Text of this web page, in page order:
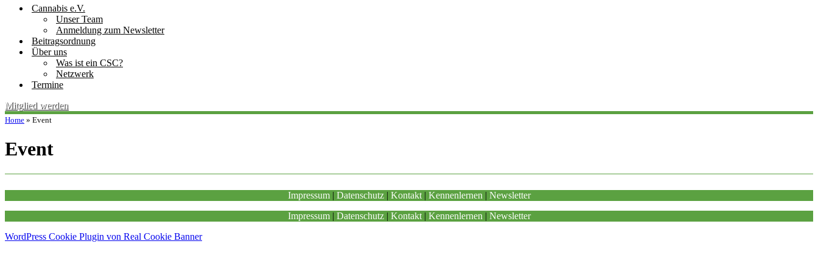
Cannabis e.V.
Unser Team
Anmeldung zum Newsletter
Beitragsordnung
Über uns
Was ist ein CSC?
Netzwerk
Termine
Mitglied werden
Home » Event
Event
Impressum| Datenschutz| Kontakt| Kennenlernen | Newsletter
Impressum| Datenschutz| Kontakt| Kennenlernen | Newsletter
WordPress Cookie Plugin von Real Cookie Banner